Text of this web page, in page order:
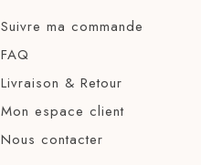
Suivre ma commande
FAQ
Livraison & Retour
Mon espace client
Nous contacter